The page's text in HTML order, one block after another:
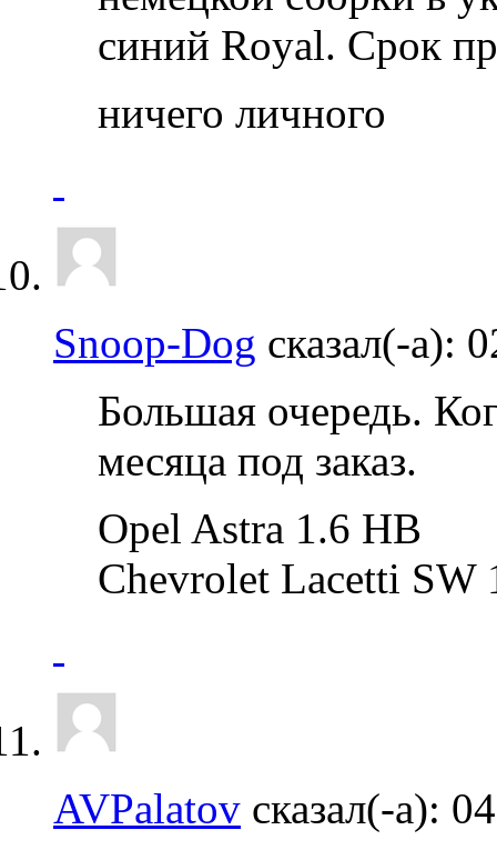
синий Royal. Срок
ничего личного
Snoop-Dog сказал(-а):
Большая очередь.
месяца под заказ.
Opel Astra 1.6 HB
Chevrolet Lacetti SW
AVPalatov сказал(-а):